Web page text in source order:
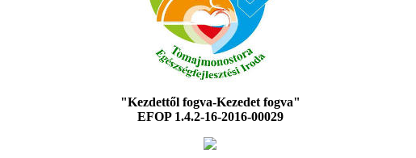
"Kezdettől fogva-Kezedet fogva"
EFOP 1.4.2-16-2016-00029